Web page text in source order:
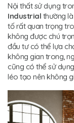
Nội thất sử dụng
Industrial thường
tố rất quan trọng
không được chú
đầu tư có thể lựa
không gian trong,
cũng có thể sử
léo tạo nên không